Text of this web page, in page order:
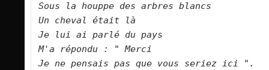
Sous la houppe des arbres blancs
Un cheval était là
Je lui ai parlé du pays
M'a répondu : " Merci
Je ne pensais pas que vous seriez ici ".